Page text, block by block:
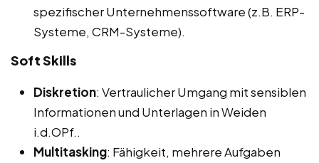
spezifischer Unternehmenssoftware (z.B. ERP-
Systeme, CRM-Systeme).
Soft Skills
Diskretion: Vertraulicher Umgang mit sensiblen
Informationen und Unterlagen in Weiden
i.d.OPf..
Multitasking: Fähigkeit, mehrere Aufgaben